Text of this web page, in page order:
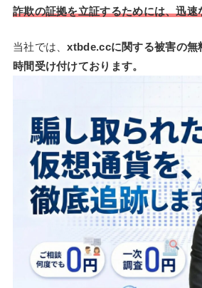
詐欺の証拠を立証するためには、迅速
当社では、xtbde.ccに関する被害の無
時間受け付けております。